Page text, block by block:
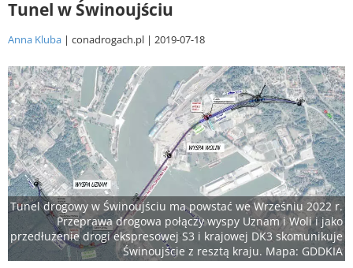
Tunel w Świnoujściu
Anna Kluba conadrogach.pl 2019-07-18
Tunel drogowy w Świnoujściu ma powstać we Wrześniu 2022 r.
Przeprawa drogowa połączy wyspy Uznam i Woli i jako
przedłużenie drogi ekspresowej S3 i krajowej DK3 skomunikuje
Świnoujście z resztą kraju. Mapa: GDDKIA